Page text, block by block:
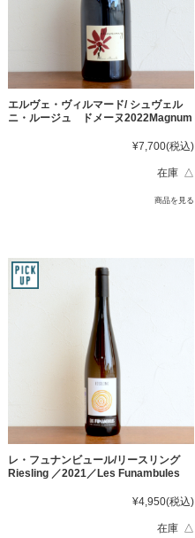
エルヴェ・ヴィルマード/ シュヴェル
ニ・ルージュ ドメーヌ2022Magnum
¥7,700(税込)
在庫 △
商品を見る
レ・フュナンビュール/リースリング
Riesling ／2021／Les Funambules
¥4,950(税込)
在庫 △